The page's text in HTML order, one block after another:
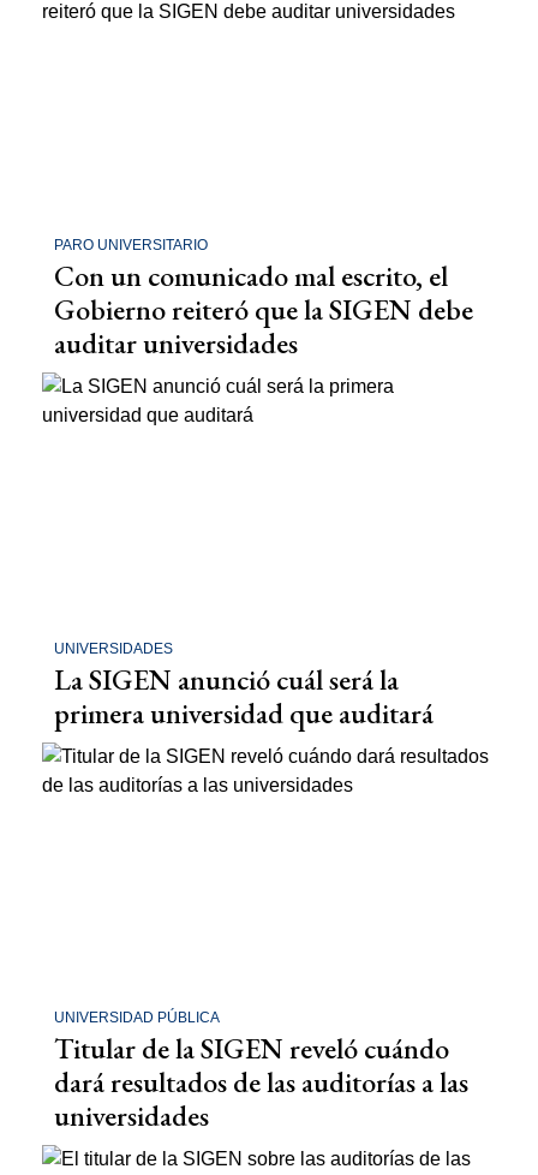
PARO UNIVERSITARIO
Con un comunicado mal escrito, el
Gobierno reiteró que la SIGEN debe
auditar universidades
UNIVERSIDADES
La SIGEN anunció cuál será la
primera universidad que auditará
UNIVERSIDAD PÚBLICA
Titular de la SIGEN reveló cuándo
dará resultados de las auditorías a las
universidades